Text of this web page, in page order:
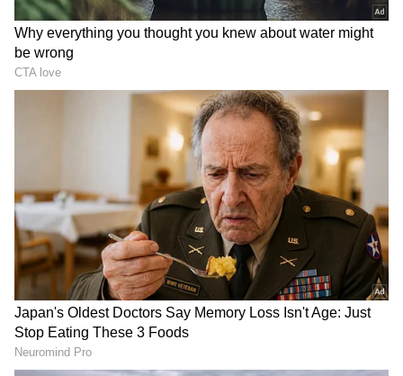
Image Credit :Wikimedia Commons
ಏನಿದು ಏಸ್ ಟೀಮ್?
ಇದೊಂದು ವಿಶಿಷ್ಟವಾದ ನೇಮಕಾತಿ ಹಾಗೂ ತರಬೇತಿ